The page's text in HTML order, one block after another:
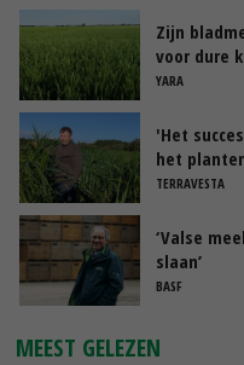
Zijn
voor dure
YARA
'Het
het
TERRAVESTA
‘Valse
slaan’
BASF
MEEST GELEZEN